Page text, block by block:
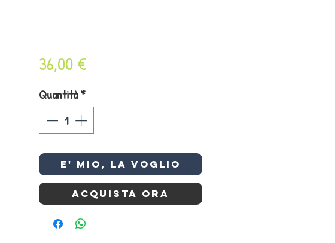
36,00 €Prezzo
Quantità*
e' mio, la VOGLIO
Acquista ora